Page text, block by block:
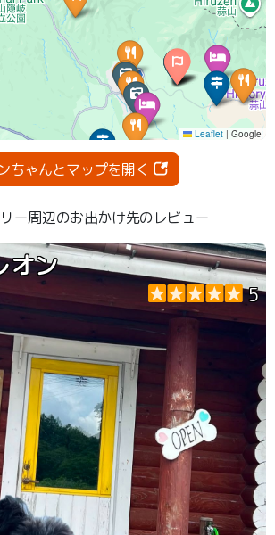
ちゃんとマップを開く
ー周辺のお出かけ先のレビュー
オン
5